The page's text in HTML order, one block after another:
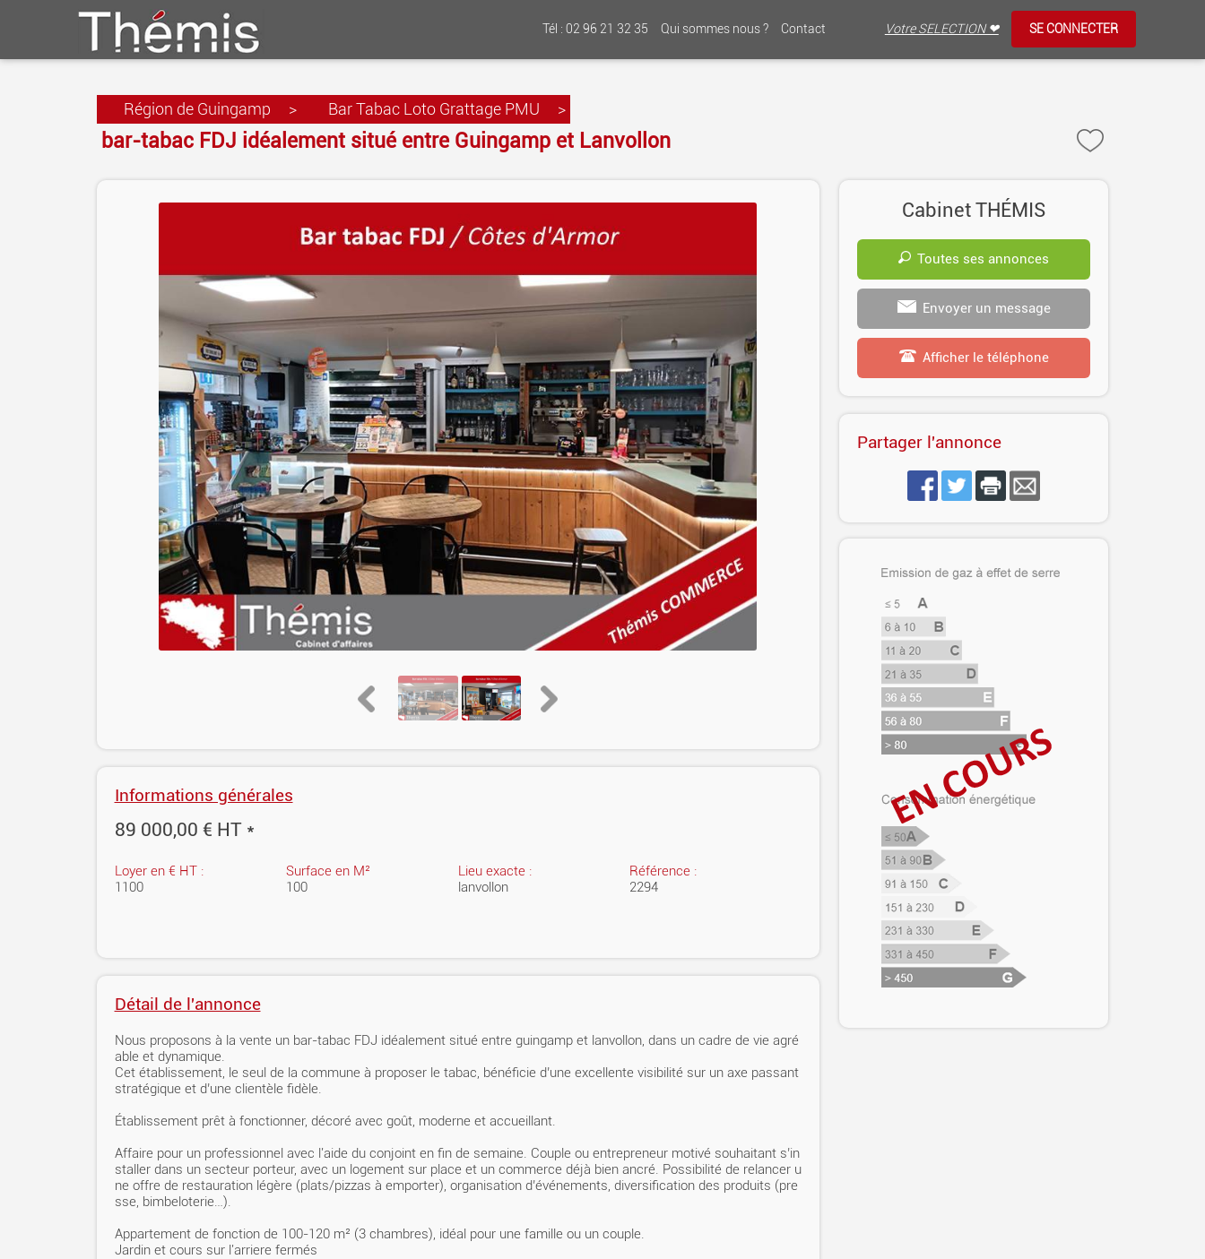
Tél : 02 96 21 32 35 Qui sommes nous ? Contact Votre SELECTION ❤ SE CONNECTER
Région de Guingamp > Bar Tabac Loto Grattage PMU >
bar-tabac FDJ idéalement situé entre Guingamp et Lanvollon
Informations générales
89 000,00 € HT *
Loyer en € HT :
1100
Surface en M²
100
Lieu exacte :
lanvollon
Référence :
2294
Détail de l'annonce
Nous proposons à la vente un bar-tabac FDJ idéalement situé entre guingamp et lanvollon, dans un cadre de vie agré
able et dynamique.
Cet établissement, le seul de la commune à proposer le tabac, bénéficie d’une excellente visibilité sur un axe passant
stratégique et d’une clientèle fidèle.
Établissement prêt à fonctionner, décoré avec goût, moderne et accueillant.
Affaire pour un professionnel avec l'aide du conjoint en fin de semaine. Couple ou entrepreneur motivé souhaitant s’in
staller dans un secteur porteur, avec un logement sur place et un commerce déjà bien ancré. Possibilité de relancer u
ne offre de restauration légère (plats/pizzas à emporter), organisation d’événements, diversification des produits (pre
sse, bimbeloterie…).
Appartement de fonction de 100-120 m² (3 chambres), idéal pour une famille ou un couple.
Jardin et cours sur l'arriere fermés
Cabinet THÉMIS
Toutes ses annonces
Envoyer un message
Afficher le téléphone
Partager l'annonce